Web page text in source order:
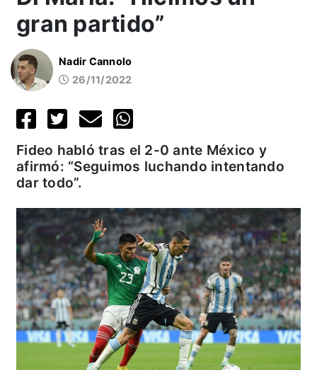
gran partido”
Nadir Cannolo
26/11/2022
Fideo habló tras el 2-0 ante México y
afirmó: “Seguimos luchando intentando
dar todo”.